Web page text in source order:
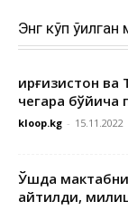
Энг кўп
Қирғизистон
чегара бўйича
kloop.kg - 15.11.2022
Ўшда
айтилди,